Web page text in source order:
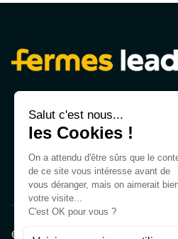
Adresse postale
83 Av. de la Grande
©2026 Copyright Fermes Leader